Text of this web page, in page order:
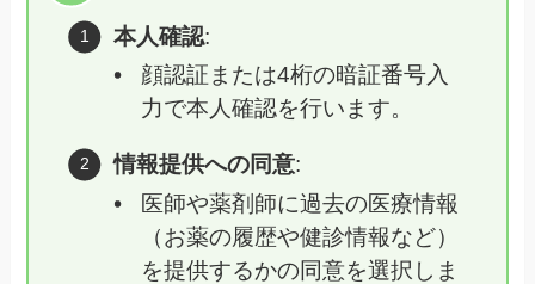
本人確認:
顔認証または4桁の暗証番号入
力で本人確認を行います。
情報提供への同意:
医師や薬剤師に過去の医療情報
（お薬の履歴や健診情報など）
を提供するかの同意を選択しま